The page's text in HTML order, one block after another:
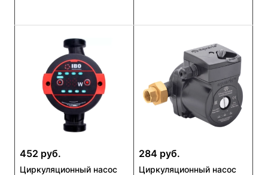
452 руб.
Циркуляционный насос
284 руб.
Циркуляционный насос